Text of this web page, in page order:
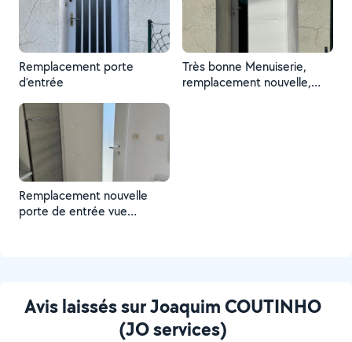
Remplacement porte
d’entrée
Très bonne Menuiserie,
remplacement nouvelle,
Remplacement nouvelle
porte de entrée vue
Avis laissés sur Joaquim COUTINHO
(JO services)